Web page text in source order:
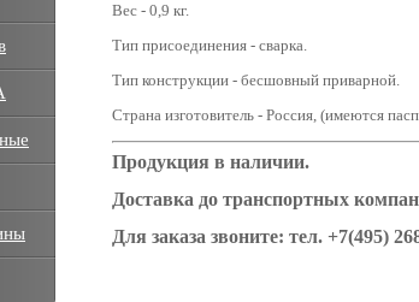
Вес - 0,9 кг.
Тип присоединения - сварка.
Тип конструкции - бесшовный приварной.
Страна изготовитель - Россия, (имеются
Продукция в наличии.
Доставка до транспортных
Для заказа звоните: тел. +7(495)